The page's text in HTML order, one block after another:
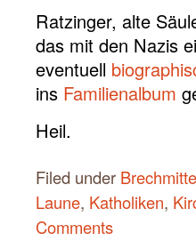
Ratzinger, alte
das mit den Nazis
eventuell
ins Familienalbum
Heil.
Filed under
Laune, Katholiken,
Comments